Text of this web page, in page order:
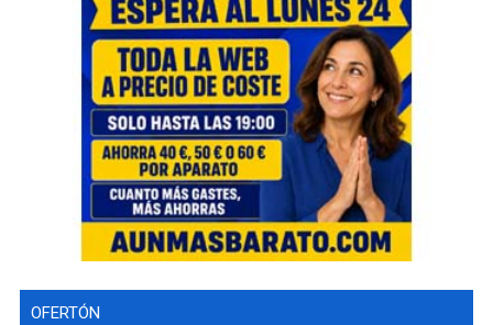
OFERTÓN